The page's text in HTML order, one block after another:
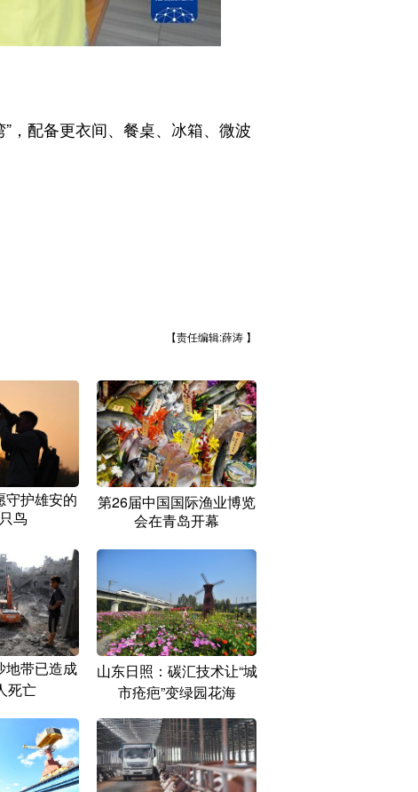
配备更衣间、餐桌、冰箱、微波
【责任编辑:薛涛 】
守护雄安的
鸟
第26届中国国际渔业博览
会在青岛开幕
地带已造成
死亡
山东日照：碳汇技术让“城
市疮疤”变绿园花海